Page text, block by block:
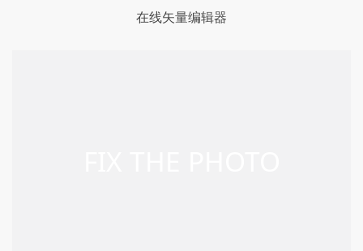
在线矢量编辑器